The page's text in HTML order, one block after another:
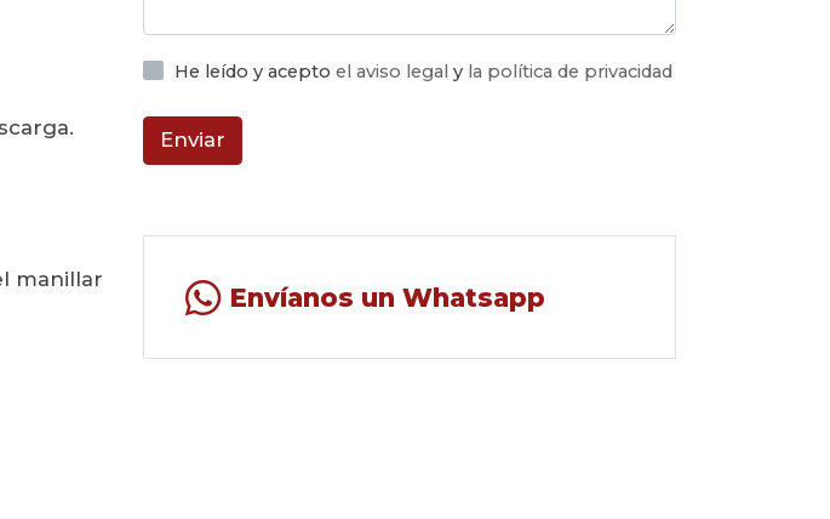
manillar
He leído y acepto el aviso legal y la política de privacidad
Enviar
Envíanos un Whatsapp